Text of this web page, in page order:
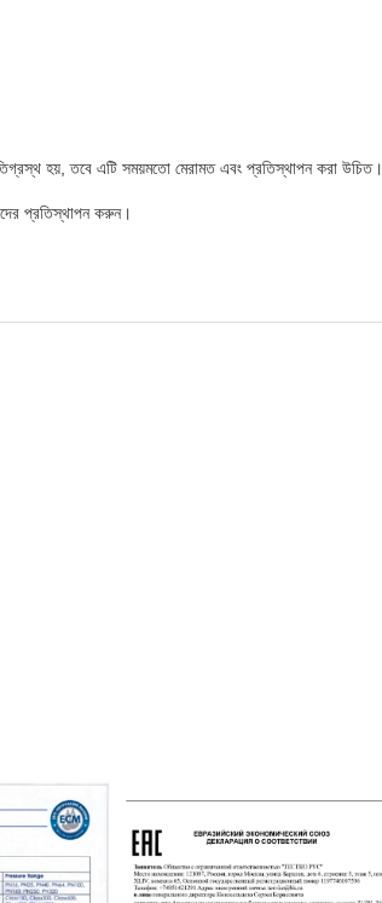
হয়, তবে এটি সময়মতো মেরামত এবং প্রতিস্থাপন করা উচিত।
প্রতিস্থাপন করুন।